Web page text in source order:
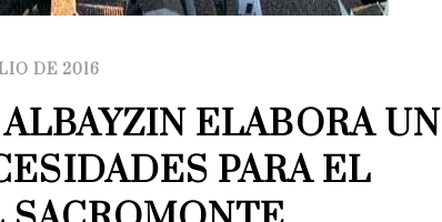
DE 2016
ELABORA UN
PARA EL